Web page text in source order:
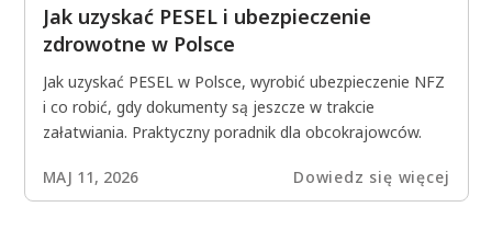
Jak uzyskać PESEL i ubezpieczenie
zdrowotne w Polsce
Jak uzyskać PESEL w Polsce, wyrobić ubezpieczenie NFZ
i co robić, gdy dokumenty są jeszcze w trakcie
załatwiania. Praktyczny poradnik dla obcokrajowców.
MAJ 11, 2026 Dowiedz się więcej